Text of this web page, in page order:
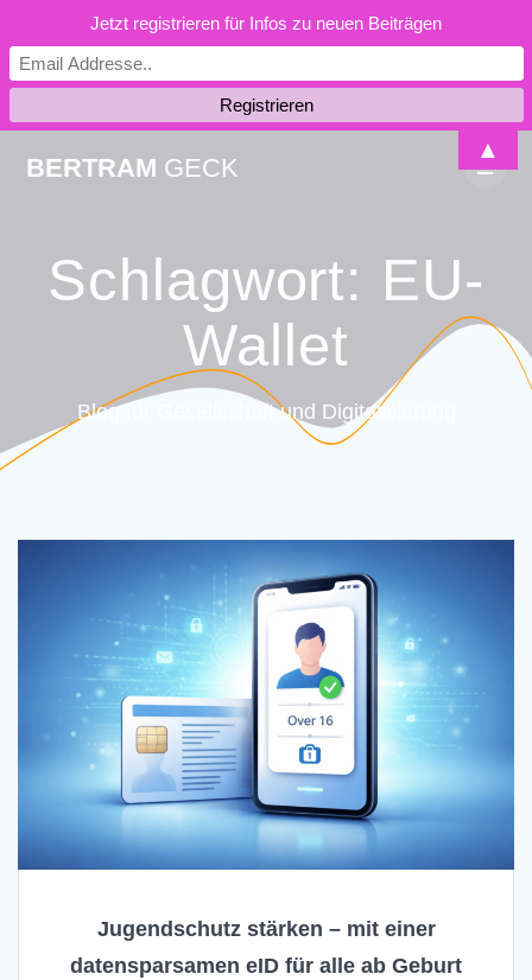
BERTRAM GECK
Schlagwort: EU-
Wallet
Blog für Gesellschaft und Digitalisierung
Jugendschutz stärken – mit einer
datensparsamen eID für alle ab Geburt
Jetzt registrieren für Infos zu neuen Beiträgen
▲